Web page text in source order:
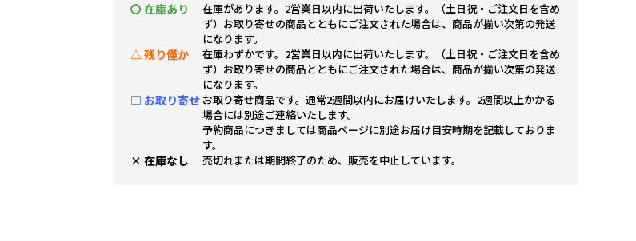
〇 在庫あり
在庫があります。2営業日以内に出荷いたします。（土日祝・ご注文日を含め
ず）お取り寄せの商品とともにご注文された場合は、商品が揃い次第の発送
になります。
△ 残り僅か
在庫わずかです。2営業日以内に出荷いたします。（土日祝・ご注文日を含め
ず）お取り寄せの商品とともにご注文された場合は、商品が揃い次第の発送
になります。
□ お取り寄せ お取り寄せ商品です。通常2週間以内にお届けいたします。2週間以上かかる
場合には別途ご連絡いたします。
予約商品につきましては商品ページに別途お届け目安時期を記載しておりま
す。
× 在庫なし 売切れまたは期間終了のため、販売を中止しています。